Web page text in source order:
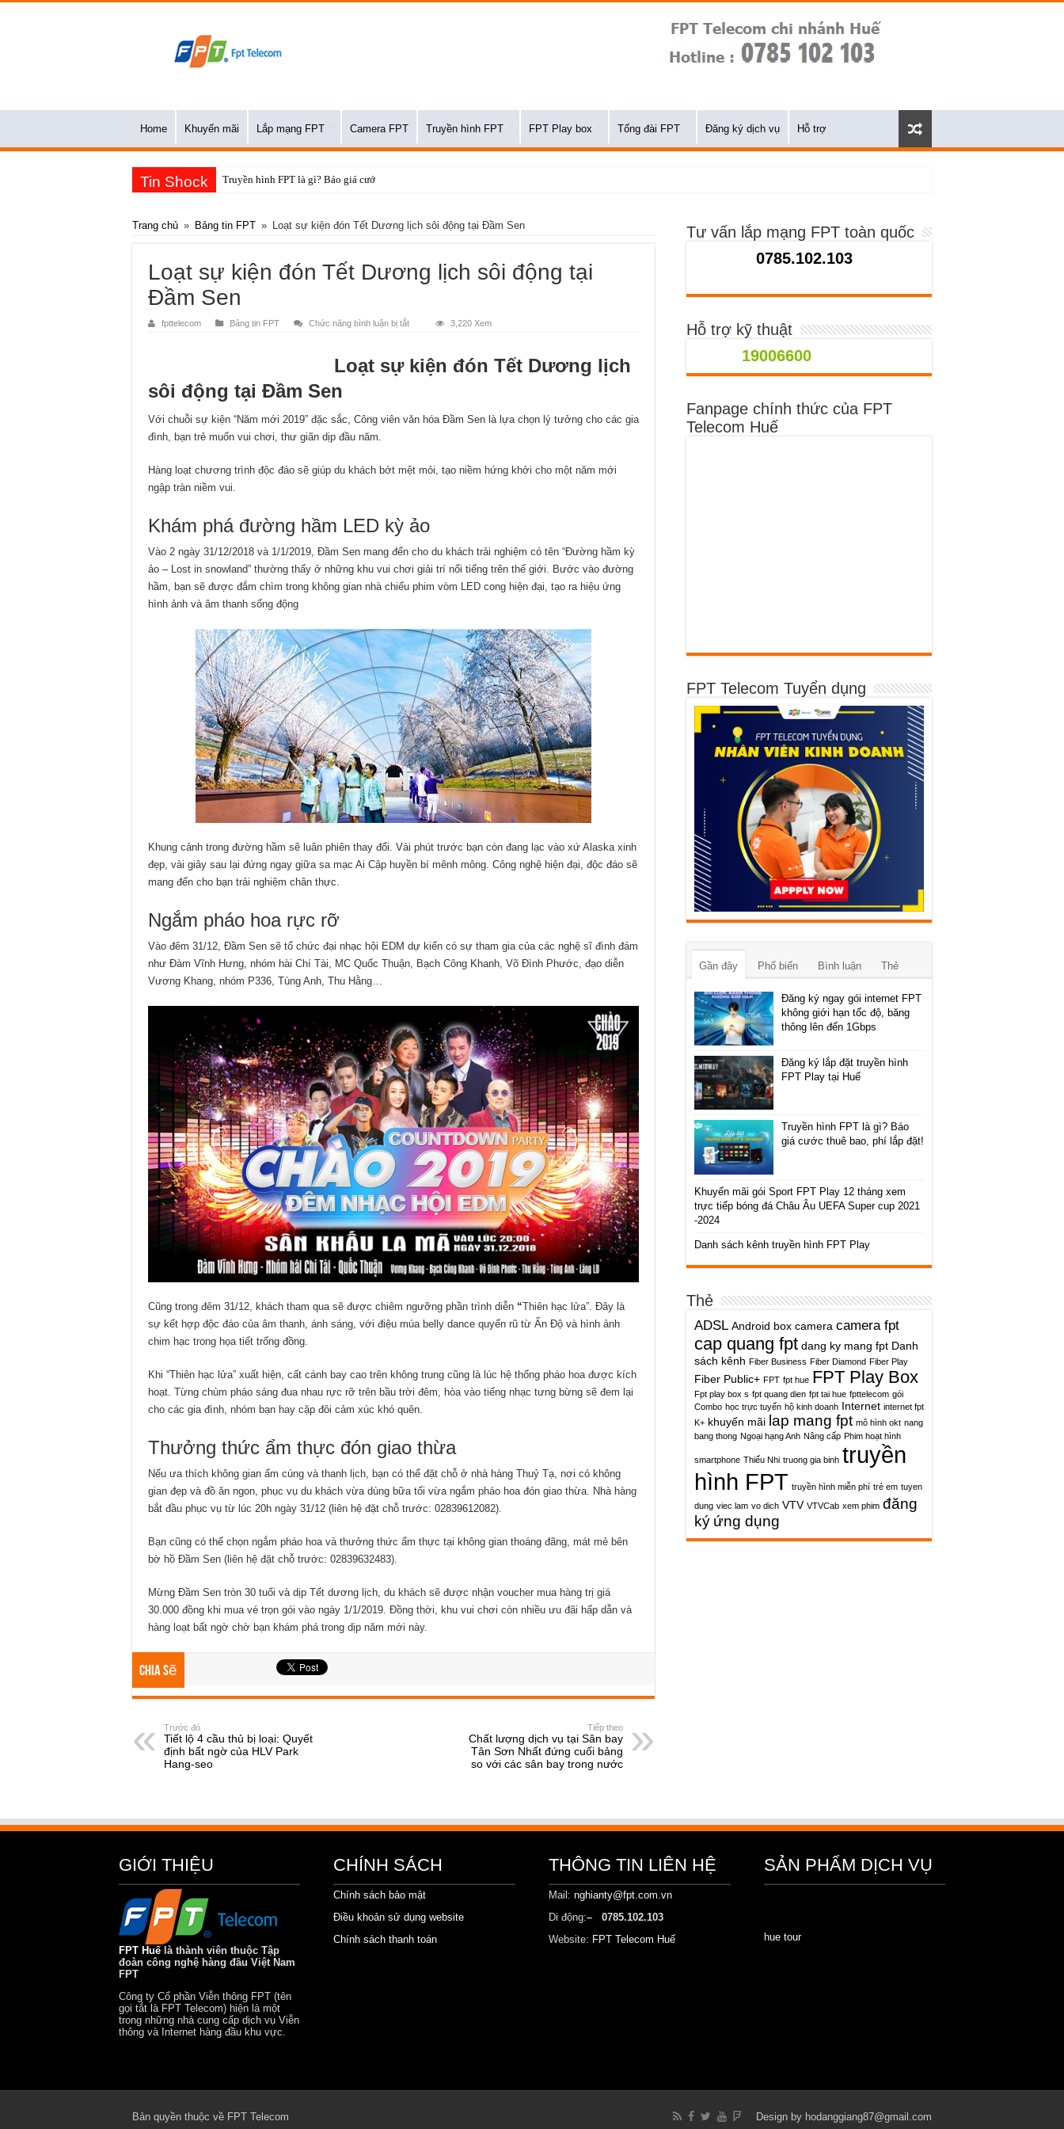
Home Khuyến mãi Lắp mạng FPT Camera FPT Truyền hình FPT FPT Play box Tổng đài FPT Đăng ký dịch vụ Hỗ trợ
Tin Shock Truyền hình FPT là gì? Báo giá cước thuê bao, phí lắp
Trang chủ » Bảng tin FPT » Loạt sự kiện đón Tết Dương lịch sôi động tại Đầm Sen
Loạt sự kiện đón Tết Dương lịch sôi động tại
Đầm Sen
fpttelecom Bảng tin FPT Chức năng bình luận bị tắtở
đón
Tết
Dương
tại
3,220 Xem
Loạt sự kiện đón Tết Dương lịch
sôi động tại Đầm Sen
Với chuỗi sự kiện “Năm mới 2019” đặc sắc, Công viên văn hóa Đầm Sen là lựa chọn lý tưởng cho các gia
đình, bạn trẻ muốn vui chơi, thư giãn dịp đầu năm.
Hàng loạt chương trình độc đáo sẽ giúp du khách bớt mệt mỏi, tạo niềm hứng khởi cho một năm mới
ngập tràn niềm vui.
Khám phá đường hầm LED kỳ ảo
Vào 2 ngày 31/12/2018 và 1/1/2019, Đầm Sen mang đến cho du khách trải nghiệm có tên “Đường hầm kỳ
ảo – Lost in snowland” thường thấy ở những khu vui chơi giải trí nổi tiếng trên thế giới. Bước vào đường
hầm, bạn sẽ được đắm chìm trong không gian nhà chiếu phim vòm LED cong hiện đại, tạo ra hiệu ứng
hình ảnh và âm thanh sống động
Khung cảnh trong đường hầm sẽ luân phiên thay đổi. Vài phút trước bạn còn đang lạc vào xứ Alaska xinh
đẹp, vài giây sau lại đứng ngay giữa sa mạc Ai Cập huyền bí mênh mông. Công nghệ hiện đại, độc đáo sẽ
mang đến cho bạn trải nghiệm chân thực.
Ngắm pháo hoa rực rỡ
Vào đêm 31/12, Đầm Sen sẽ tổ chức đại nhạc hội EDM dự kiến có sự tham gia của các nghệ sĩ đình đám
như Đàm Vĩnh Hưng, nhóm hài Chí Tài, MC Quốc Thuận, Bạch Công Khanh, Võ Đình Phước, đạo diễn
Vương Khang, nhóm P336, Tùng Anh, Thu Hằng…
Cũng trong đêm 31/12, khách tham qua sẽ được chiêm ngưỡng phần trình diễn “Thiên hạc lửa”. Đây là
sự kết hợp độc đáo của âm thanh, ánh sáng, với điệu múa belly dance quyến rũ từ Ấn Độ và hình ảnh
chim hạc trong họa tiết trống đồng.
Khi “Thiên hạc lửa” xuất hiện, cất cánh bay cao trên không trung cũng là lúc hệ thống pháo hoa được kích
hoạt. Từng chùm pháo sáng đua nhau rực rỡ trên bầu trời đêm, hòa vào tiếng nhạc tưng bừng sẽ đem lại
cho các gia đình, nhóm bạn hay cặp đôi cảm xúc khó quên.
Thưởng thức ẩm thực đón giao thừa
Nếu ưa thích không gian ấm cúng và thanh lịch, bạn có thể đặt chỗ ở nhà hàng Thuỷ Tạ, nơi có không
gian đẹp và đồ ăn ngon, phục vụ du khách vừa dùng bữa tối vừa ngắm pháo hoa đón giao thừa. Nhà hàng
bắt đầu phục vụ từ lúc 20h ngày 31/12 (liên hệ đặt chỗ trước: 02839612082).
Bạn cũng có thể chọn ngắm pháo hoa và thưởng thức ẩm thực tại không gian thoáng đãng, mát mẻ bên
bờ hồ Đầm Sen (liên hệ đặt chỗ trước: 02839632483).
Mừng Đầm Sen tròn 30 tuổi và dịp Tết dương lịch, du khách sẽ được nhận voucher mua hàng trị giá
30.000 đồng khi mua vé trọn gói vào ngày 1/1/2019. Đồng thời, khu vui chơi còn nhiều ưu đãi hấp dẫn và
hàng loạt bất ngờ chờ bạn khám phá trong dịp năm mới này.
Chia sẽ
Trước đó
Tiết lộ 4 cầu thủ bị loại: Quyết
định bất ngờ của HLV Park
Hang-seo
Tiếp theo
Chất lượng dịch vụ tại Sân bay
Tân Sơn Nhất đứng cuối bảng
so với các sân bay trong nước
Tư vấn lắp mạng FPT toàn quốc
0785.102.103
Hỗ trợ kỹ thuật
19006600
Fanpage chính thức của FPT
Telecom Huế
FPT Telecom Tuyển dụng
Gần đây Phổ biến Bình luận Thẻ
Đăng ký ngay gói internet FPT
không giới hạn tốc độ, băng
thông lên đến 1Gbps
Đăng ký lắp đặt truyền hình
FPT Play tại Huế
Truyền hình FPT là gì? Báo
giá cước thuê bao, phí lắp đặt!
Khuyến mãi gói Sport FPT Play 12 tháng xem
trực tiếp bóng đá Châu Âu UEFA Super cup 2021
-2024
Danh sách kênh truyền hình FPT Play
Thẻ
ADSL Android box camera camera fpt
cap quang fpt dang ky mang fpt Danh
sách kênh Fiber Business Fiber Diamond Fiber Play
Fiber Public+ FPT fpt hue FPT Play Box
Fpt play box s fpt quang dien fpt tai hue fpttelecom gói
Combo học trực tuyến hộ kinh doanh Internet internet fpt
K+ khuyến mãi lap mang fpt mô hình okt nang
bang thong Ngoại hạng Anh Nâng cấp Phim hoạt hình
smartphone Thiếu Nhi truong gia binh truyền
hình FPT truyền hình miễn phí trẻ em tuyen
dung viec lam vo dich VTV VTVCab xem phim đăng
ký ứng dụng
GIỚI THIỆU
FPT Huếlà thành viên thuộc Tập
đoàn công nghệ hàng đầu Việt Nam
FPT
Công ty Cổ phần Viễn thông FPT (tên
gọi tắt là FPT Telecom) hiện là một
trong những nhà cung cấp dịch vụ Viễn
thông và Internet hàng đầu khu vực.
CHÍNH SÁCH
Chính sách bảo mật
Điều khoản sử dụng website
Chính sách thanh toán
THÔNG TIN LIÊN HỆ
Mail: nghianty@fpt.com.vn
Di động:– 0785.102.103
Website: FPT Telecom Huế
SẢN PHẨM DỊCH VỤ
hue tour
Design by hodanggiang87@gmail.com
Bản quyền thuộc về FPT Telecom